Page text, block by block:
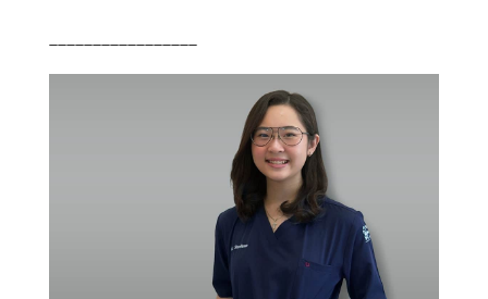
_________________